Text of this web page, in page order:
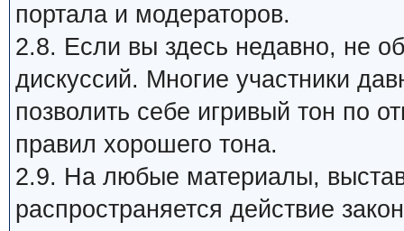
портала и модераторов.
2.8. Если вы здесь недавно, не
дискуссий. Многие участники
позволить себе игривый тон по
правил хорошего тона.
2.9. На любые материалы,
распространяется действие